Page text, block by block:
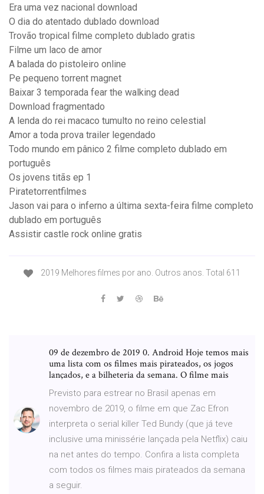
Era uma vez nacional download
O dia do atentado dublado download
Trovão tropical filme completo dublado gratis
Filme um laco de amor
A balada do pistoleiro online
Pe pequeno torrent magnet
Baixar 3 temporada fear the walking dead
Download fragmentado
A lenda do rei macaco tumulto no reino celestial
Amor a toda prova trailer legendado
Todo mundo em pânico 2 filme completo dublado em
português
Os jovens titãs ep 1
Piratetorrentfilmes
Jason vai para o inferno a última sexta-feira filme completo
dublado em português
Assistir castle rock online gratis
2019 Melhores filmes por ano. Outros anos. Total 611
09 de dezembro de 2019 0. Android Hoje temos mais
uma lista com os filmes mais pirateados, os jogos
lançados, e a bilheteria da semana. O filme mais
Previsto para estrear no Brasil apenas em
novembro de 2019, o filme em que Zac Efron
interpreta o serial killer Ted Bundy (que já teve
inclusive uma minissérie lançada pela Netflix) caiu
na net antes do tempo. Confira a lista completa
com todos os filmes mais pirateados da semana
a seguir.